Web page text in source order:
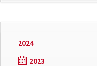
überspringen
Navigation
2024
2023